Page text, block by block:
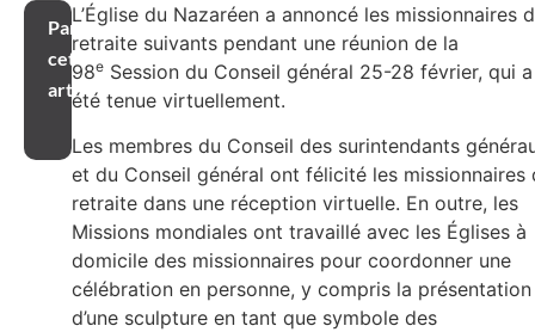
Partager
cet
article
L’Église du Nazaréen a annoncé les missionnaires
retraite suivants pendant une réunion de la
98e Session du Conseil général 25-28 février, qui a
été tenue virtuellement.
Les membres du Conseil des surintendants
et du Conseil général ont félicité les missionnaires
retraite dans une réception virtuelle. En outre, les
Missions mondiales ont travaillé avec les Églises à
domicile des missionnaires pour coordonner une
célébration en personne, y compris la présentation
d’une sculpture en tant que symbole des